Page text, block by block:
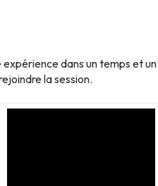
dans un temps et
la session.